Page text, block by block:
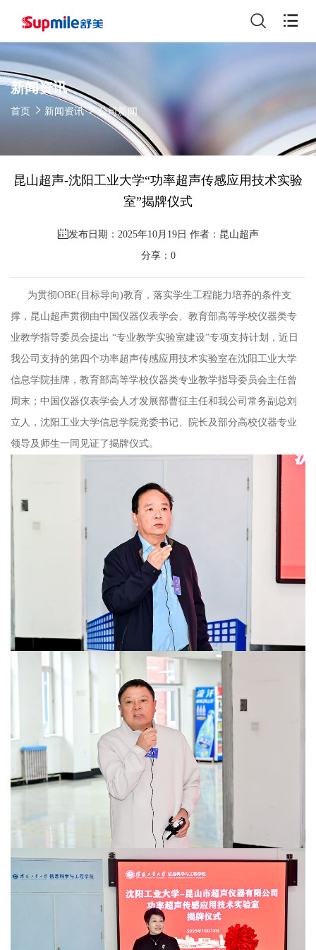
新闻资讯
首页 新闻资讯 公司新闻
昆山超声-沈阳工业大学“功率超声传感应用技术实验
室”揭牌仪式
发布日期：2025年10月19日 作者：昆山超声
分享： 0
为贯彻OBE(目标导向)教育，落实学生工程能力培养的条件支
撑，昆山超声贯彻由中国仪器仪表学会、教育部高等学校仪器类专
业教学指导委员会提出 “专业教学实验室建设”专项支持计划，近日
我公司支持的第四个功率超声传感应用技术实验室在沈阳工业大学
信息学院挂牌，教育部高等学校仪器类专业教学指导委员会主任曾
周末；中国仪器仪表学会人才发展部曹征主任和我公司常务副总刘
立人，沈阳工业大学信息学院党委书记、院长及部分高校仪器专业
领导及师生一同见证了揭牌仪式。